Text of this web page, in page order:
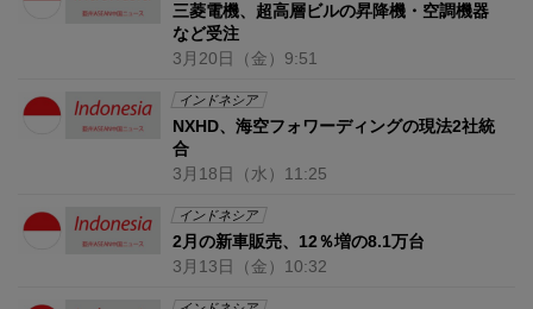
三菱電機、超高層ビルの昇降機・空調機器
など受注
3月20日 （金） 9:51
インドネシア
NXHD、海空フォワーディングの現法2社統
合
3月18日 （水） 11:25
インドネシア
2月の新車販売、12％増の8.1万台
3月13日 （金） 10:32